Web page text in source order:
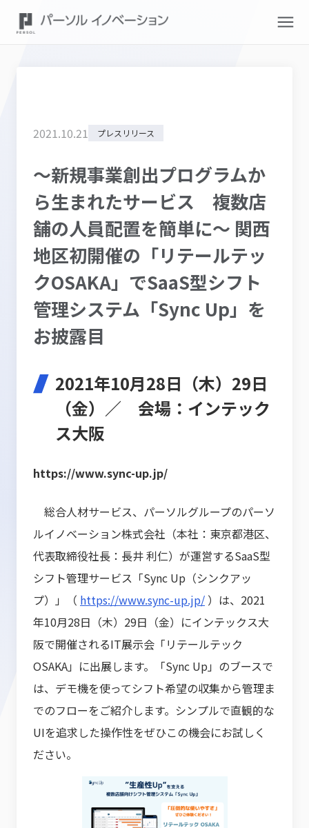
2021.10.21 プレスリリース
～新規事業創出プログラムか
ら生まれたサービス 複数店
舗の人員配置を簡単に～ 関西
地区初開催の「リテールテッ
クOSAKA」でSaaS型シフト
管理システム「Sync Up」を
お披露目
2021年10月28日（木）29日
（金）／ 会場：インテック
ス大阪
https://www.sync-up.jp/
総合人材サービス、パーソルグループのパーソ
ルイノベーション株式会社（本社：東京都港区、
代表取締役社長：長井 利仁）が運営するSaaS型
シフト管理サービス「Sync Up（シンクアッ
プ）」（ https://www.sync-up.jp/ ）は、2021
年10月28日（木）29日（金）にインテックス大
阪で開催されるIT展示会「リテールテック
OSAKA」に出展します。「Sync Up」のブースで
は、デモ機を使ってシフト希望の収集から管理ま
でのフローをご紹介します。シンプルで直観的な
UIを追求した操作性をぜひこの機会にお試しく
ださい。